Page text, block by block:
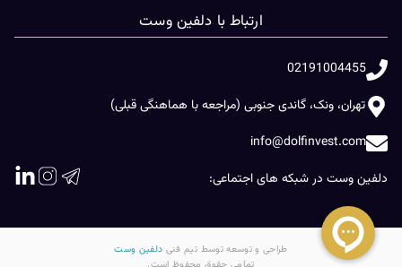
ارتباط با دلفین وست
02191004455
تهران، ونک، گاندی جنوبی (مراجعه با هماهنگی قبلی)
info@dolfinvest.com
دلفین وست در شبکه های اجتماعی:
طراحی و توسعه توسط تیم فنی دلفین وست